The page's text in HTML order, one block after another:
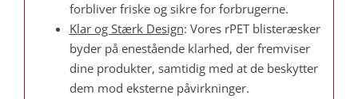
forbliver friske og sikre for forbrugerne.
Klar og Stærk Design: Vores rPET blisteræsker
byder på enestående klarhed, der fremviser
dine produkter, samtidig med at de beskytter
dem mod eksterne påvirkninger.